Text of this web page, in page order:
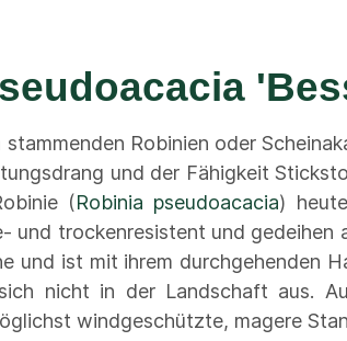
Robinien oder
und der Fähigkeit
(Robinia pseudoacacia)
und trockenresistent und gedeihen
und ist mit ihrem durchgehenden
nicht in der Landschaft aus.
windgeschützte, magere